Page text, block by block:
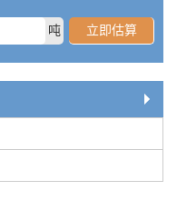
吨
立即估算